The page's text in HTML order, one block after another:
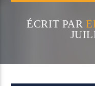
ÉCRIT PAR